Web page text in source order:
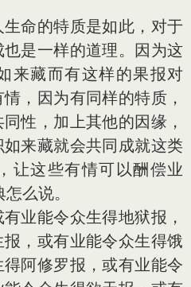
命的特质是如此，对于
是一样的道理。因为这
来藏而有这样的果报对
，因为有同样的特质，
性，加上其他的因缘，
来藏就会共同成就这类
让这些有情可以酬偿业
么说。
能令众生得地狱报，
，或有业能令众生得饿
阿修罗报，或有业能令